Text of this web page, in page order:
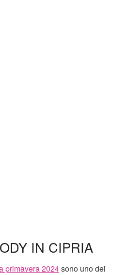
IN CIPRIA
primavera 2024sono uno dei